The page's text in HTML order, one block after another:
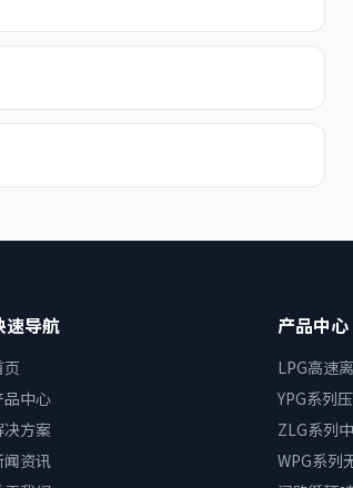
速导航
页
品中心
决方案
闻资讯
产品中心
LPG高速
YPG系列
ZLG系列
WPG系列